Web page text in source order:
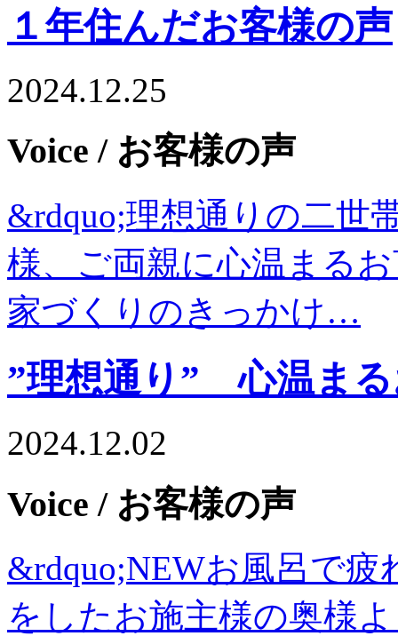
１年住んだお客様の声
2024.12.25
Voice / お客様の声
&rdquo;理想通りの二世
様、ご両親に心温まる
家づくりのきっかけ…
”理想通り” 心温まる
2024.12.02
Voice / お客様の声
&rdquo;NEWお風呂で
をしたお施主様の奥様